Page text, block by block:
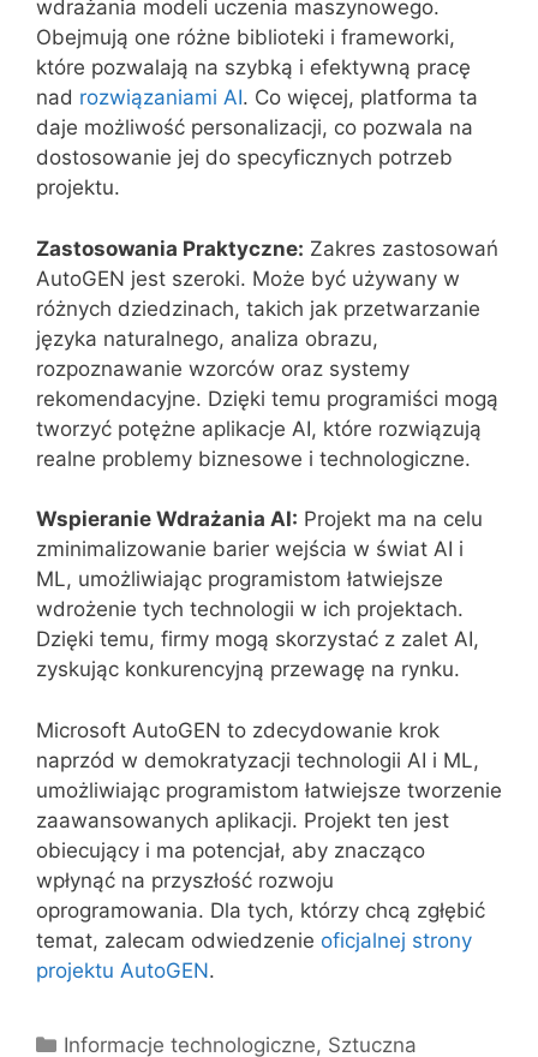
wdrażania modeli uczenia maszynowego.
Obejmują one różne biblioteki i frameworki,
które pozwalają na szybką i efektywną pracę
nad rozwiązaniami AI. Co więcej, platforma ta
daje możliwość personalizacji, co pozwala na
dostosowanie jej do specyficznych potrzeb
projektu.
Zastosowania Praktyczne: Zakres zastosowań
AutoGEN jest szeroki. Może być używany w
różnych dziedzinach, takich jak przetwarzanie
języka naturalnego, analiza obrazu,
rozpoznawanie wzorców oraz systemy
rekomendacyjne. Dzięki temu programiści mogą
tworzyć potężne aplikacje AI, które rozwiązują
realne problemy biznesowe i technologiczne.
Wspieranie Wdrażania AI: Projekt ma na celu
zminimalizowanie barier wejścia w świat AI i
ML, umożliwiając programistom łatwiejsze
wdrożenie tych technologii w ich projektach.
Dzięki temu, firmy mogą skorzystać z zalet AI,
zyskując konkurencyjną przewagę na rynku.
Microsoft AutoGEN to zdecydowanie krok
naprzód w demokratyzacji technologii AI i ML,
umożliwiając programistom łatwiejsze tworzenie
zaawansowanych aplikacji. Projekt ten jest
obiecujący i ma potencjał, aby znacząco
wpłynąć na przyszłość rozwoju
oprogramowania. Dla tych, którzy chcą zgłębić
temat, zalecam odwiedzenie oficjalnej strony
projektu AutoGEN.
Kategorie
Informacje technologiczne, Sztuczna